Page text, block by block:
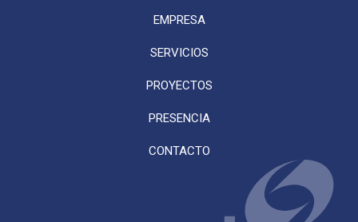
EMPRESA
SERVICIOS
PROYECTOS
PRESENCIA
CONTACTO